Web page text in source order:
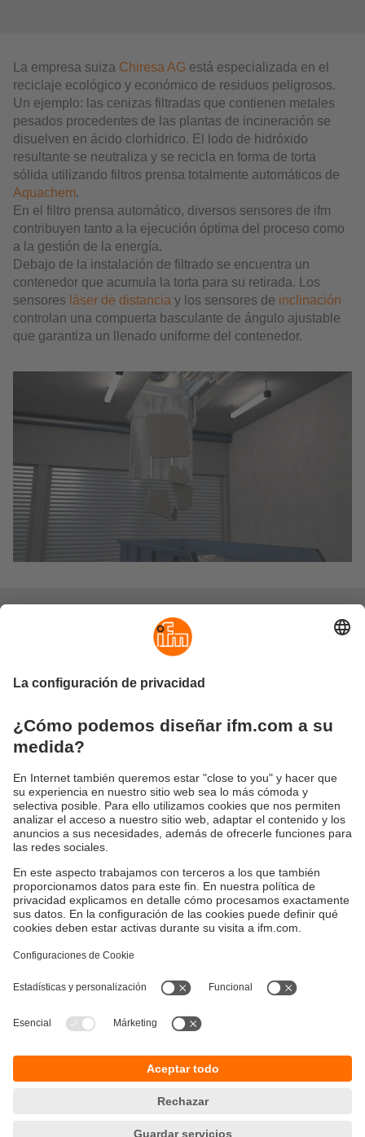
La empresa suiza Chiresa AG está especializada en el
reciclaje ecológico y económico de residuos peligrosos.
Un ejemplo: las cenizas filtradas que contienen metales
pesados procedentes de las plantas de incineración se
disuelven en ácido clorhídrico. El lodo de hidróxido
resultante se neutraliza y se recicla en forma de torta
sólida utilizando filtros prensa totalmente automáticos de
Aquachem.
En el filtro prensa automático, diversos sensores de ifm
contribuyen tanto a la ejecución óptima del proceso como
a la gestión de la energía.
Debajo de la instalación de filtrado se encuentra un
contenedor que acumula la torta para su retirada. Los
sensores láser de distancia y los sensores de inclinación
controlan una compuerta basculante de ángulo ajustable
que garantiza un llenado uniforme del contenedor.
Filtro prensa totalmente automático
Sostenibilidad
Política de garantía
Sedes (EN)
Responsible Disclosure
Providencia